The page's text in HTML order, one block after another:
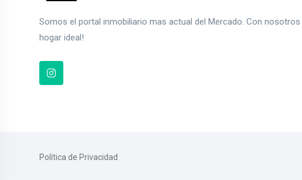
Somos el portal inmobiliario mas actual del Mercado. Con
hogar ideal!
Política de Privacidad